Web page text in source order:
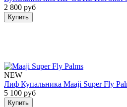
2 800 руб
Купить
NEW
Лиф Купальника Maaji Super Fly
5 100 руб
Купить